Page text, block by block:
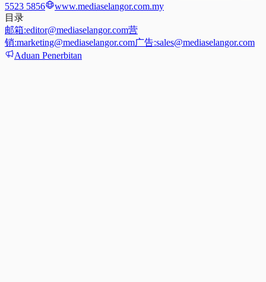
5523 5856
www.mediaselangor.com.my
目录
邮箱:editor@mediaselangor.com营
销:marketing@mediaselangor.com广告:sales@mediaselangor.com
Aduan Penerbitan